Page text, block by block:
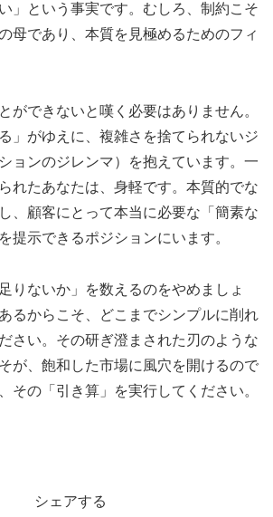
」という事実です。むしろ、制約こそ
母であり、本質を見極めるためのフィ
ができないと嘆く必要はありません。
」がゆえに、複雑さを捨てられないジ
ョンのジレンマ）を抱えています。一
れたあなたは、身軽です。本質的でな
、顧客にとって本当に必要な「簡素な
提示できるポジションにいます。
りないか」を数えるのをやめましょ
るからこそ、どこまでシンプルに削れ
さい。その研ぎ澄まされた刃のような
が、飽和した市場に風穴を開けるので
その「引き算」を実行してください。
シェアする